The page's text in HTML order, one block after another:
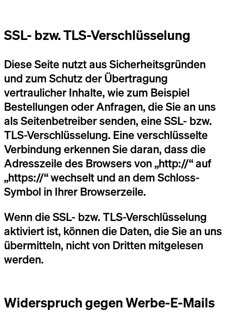
SSL- bzw. TLS-Verschlüsselung
Diese Seite nutzt aus Sicherheitsgründen
und zum Schutz der Übertragung
vertraulicher Inhalte, wie zum Beispiel
Bestellungen oder Anfragen, die Sie an uns
als Seitenbetreiber senden, eine SSL- bzw.
TLS-Verschlüsselung. Eine verschlüsselte
Verbindung erkennen Sie daran, dass die
Adresszeile des Browsers von „http://“ auf
„https://“ wechselt und an dem Schloss-
Symbol in Ihrer Browserzeile.
Wenn die SSL- bzw. TLS-Verschlüsselung
aktiviert ist, können die Daten, die Sie an uns
übermitteln, nicht von Dritten mitgelesen
werden.
Widerspruch gegen Werbe-E-Mails